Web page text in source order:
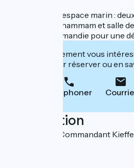
Accès libre à l'espace marin :
sauna, jacuzzi, hammam et salle
Cap sur la Normandie pour une
Cet établissement vous
leur site pour réserver ou en
Téléphoner
Localisation
Boulevard du Commandant